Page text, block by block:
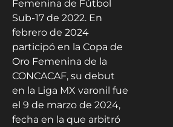
Femenina de Fútbol
Sub-17 de 2022. En
febrero de 2024
participó en la Copa de
Oro Femenina de la
CONCACAF, su debut
en la Liga MX varonil fue
el 9 de marzo de 2024,
fecha en la que arbitró